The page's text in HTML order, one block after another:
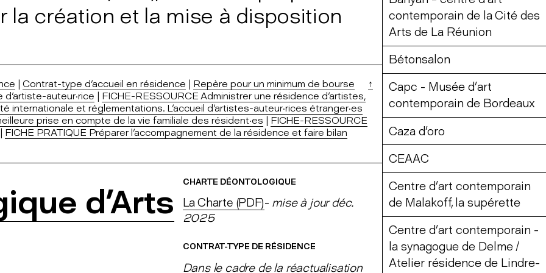
la création et la mise à disposition
| Contrat-type d'accueil en résidence | Repère pour un minimum de bourse
auteur·rice | FICHE-RESSOURCE Administrer une résidence d'artistes,
internationale et réglementations. L'accueil d'artistes-auteur·rices étranger·es
prise en compte de la vie familiale des résident·es | FICHE-RESSOURCE
FICHE PRATIQUE Préparer l'accompagnement de la résidence et faire bilan
↑
d'Arts
CHARTE DÉONTOLOGIQUE
La Charte (PDF)- mise à jour déc.
2025
CONTRAT-TYPE DE RÉSIDENCE
Dans le cadre de la réactualisation
contemporain de la Cité des
Arts de La Réunion
Bétonsalon
Capc - Musée d’art
contemporain de Bordeaux
Caza d’oro
CEAAC
Centre d’art contemporain
de Malakoff, la supérette
Centre d’art contemporain -
la synagogue de Delme /
Atelier résidence de Lindre-